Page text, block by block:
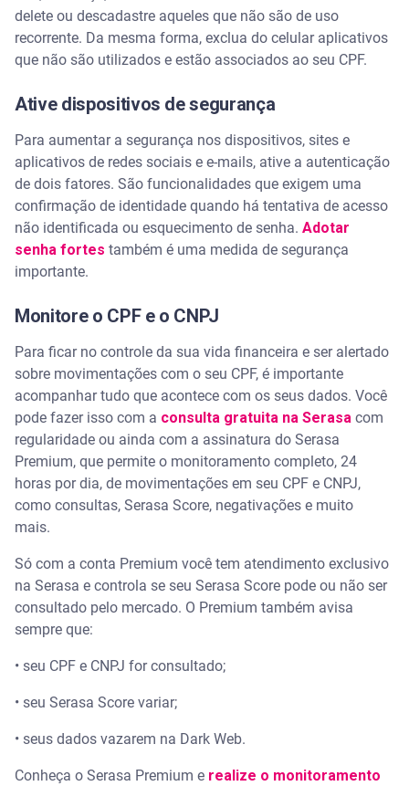
delete ou descadastre aqueles que não são de uso
recorrente. Da mesma forma, exclua do celular aplicativos
que não são utilizados e estão associados ao seu CPF.
Ative dispositivos de segurança
Para aumentar a segurança nos dispositivos, sites e
aplicativos de redes sociais e e-mails, ative a autenticação
de dois fatores. São funcionalidades que exigem uma
confirmação de identidade quando há tentativa de acesso
não identificada ou esquecimento de senha. Adotar
senha fortes também é uma medida de segurança
importante.
Monitore o CPF e o CNPJ
Para ficar no controle da sua vida financeira e ser alertado
sobre movimentações com o seu CPF, é importante
acompanhar tudo que acontece com os seus dados. Você
pode fazer isso com a consulta gratuita na Serasa com
regularidade ou ainda com a assinatura do Serasa
Premium, que permite o monitoramento completo, 24
horas por dia, de movimentações em seu CPF e CNPJ,
como consultas, Serasa Score, negativações e muito
mais.
Só com a conta Premium você tem atendimento exclusivo
na Serasa e controla se seu Serasa Score pode ou não ser
consultado pelo mercado. O Premium também avisa
sempre que:
• seu CPF e CNPJ for consultado;
• seu Serasa Score variar;
• seus dados vazarem na Dark Web.
Conheça o Serasa Premium e realize o monitoramento